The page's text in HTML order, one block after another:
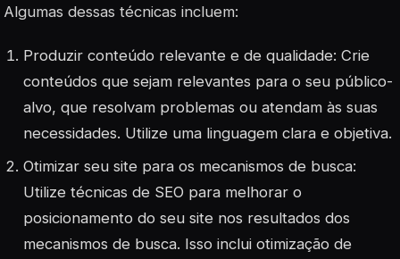
Algumas dessas técnicas incluem:
Produzir conteúdo relevante e de qualidade: Crie
conteúdos que sejam relevantes para o seu público-
alvo, que resolvam problemas ou atendam às suas
necessidades. Utilize uma linguagem clara e objetiva.
Otimizar seu site para os mecanismos de busca:
Utilize técnicas de SEO para melhorar o
posicionamento do seu site nos resultados dos
mecanismos de busca. Isso inclui otimização de